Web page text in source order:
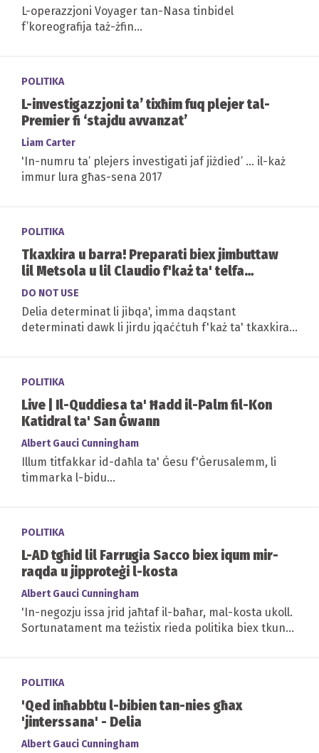
L-operazzjoni Voyager tan-Nasa tinbidel
f’koreografija taż-żfin...
POLITIKA
L-investigazzjoni ta’ tixħim fuq plejer tal-
Premier fi ‘stajdu avvanzat’
Liam Carter
'In-numru ta’ plejers investigati jaf jiżdied’ ... il-każ
immur lura għas-sena 2017
POLITIKA
Tkaxkira u barra! Preparati biex jimbuttaw
lil Metsola u lil Claudio f'każ ta' telfa
40,000+
DO NOT USE
Delia determinat li jibqa', imma daqstant
determinati dawk li jirdu jqaċċtuh f'każ ta' tkaxkira
POLITIKA
Live | Il-Quddiesa ta' Ħadd il-Palm fil-Kon
Katidral ta' San Ġwann
Albert Gauci Cunningham
Illum titfakkar id-daħla ta' Ġesu f'Ġerusalemm, li
timmarka l-bidu...
POLITIKA
L-AD tgħid lil Farrugia Sacco biex iqum mir-
raqda u jipproteġi l-kosta
Albert Gauci Cunningham
'In-negozju issa jrid jaħtaf il-baħar, mal-kosta ukoll.
Sortunatament ma teżistix rieda politika biex tkun
POLITIKA
'Qed inħabbtu l-bibien tan-nies għax
'jinterssana' - Delia
Albert Gauci Cunningham